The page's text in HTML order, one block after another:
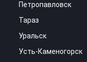
Петропавловск
Тараз
Уральск
Усть-Каменогорск